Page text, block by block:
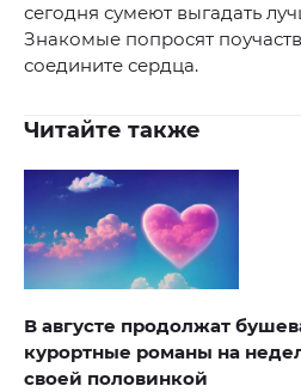
сегодня сумеют выгадать
Знакомые попросят
соедините сердца.
Читайте также
В августе продолжат
курортные романы на
своей половинкой